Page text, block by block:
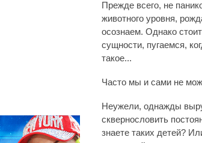
Прежде всего, не
животного уровня,
осознаем. Однако
сущности, пугаемся,
такое...
Часто мы и сами не
Неужели, однажды
сквернословить
знаете таких детей?